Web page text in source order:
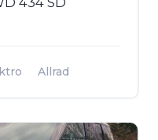
Allrad